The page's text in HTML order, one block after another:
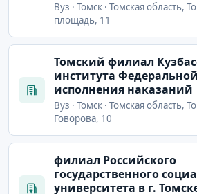
Вуз · Томск · Томская область,
площадь, 11
Томский филиал
института
исполнения наказаний
Вуз · Томск · Томская область,
Говорова, 10
филиал Российского
государственного
университета в г.